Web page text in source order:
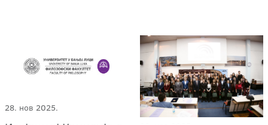
28. нов 2025.